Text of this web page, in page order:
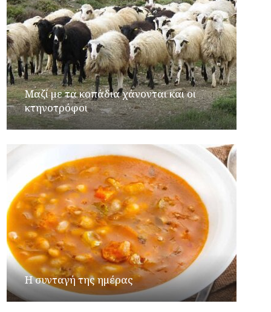
Μαζί με τα κοπάδια χάνονται και οι
κτηνοτρόφοι
Η συνταγή της ημέρας